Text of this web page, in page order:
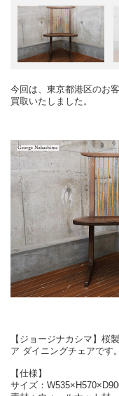
今回は、東京都港区のお
買取いたしました。
【ジョージナカシマ】桜
ア ダイニングチェアです。
【仕様】
サイズ：